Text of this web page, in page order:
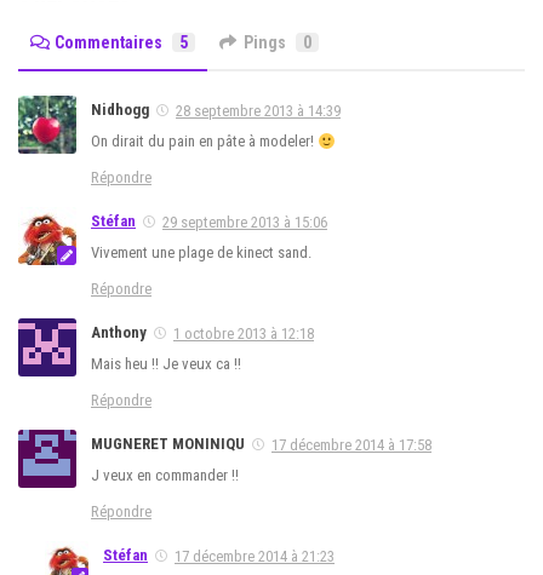
Commentaires 5 Pings 0
Nidhogg
28 septembre 2013 à 14:39
On dirait du pain en pâte à modeler!
Répondre
Stéfan
29 septembre 2013 à 15:06
Vivement une plage de kinect sand.
Répondre
Anthony
1 octobre 2013 à 12:18
Mais heu !! Je veux ca !!
Répondre
MUGNERET MONINIQU
17 décembre 2014 à 17:58
J veux en commander !!
Répondre
Stéfan 17 décembre 2014 à 21:23